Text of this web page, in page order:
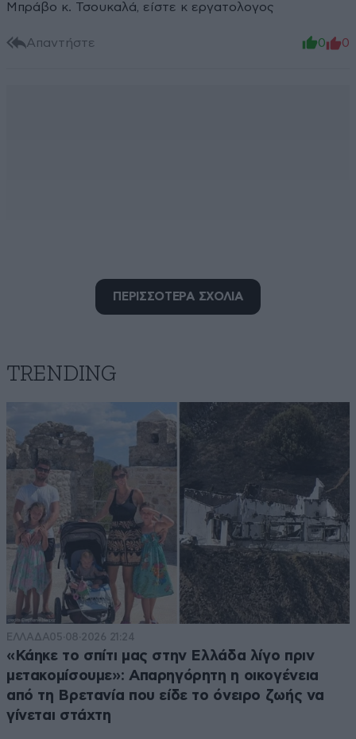
Μπράβο κ. Τσουκαλά, είστε κ εργατολογος
Απαντήστε 0 0
δεν λέτε που θα μετακομίσει το χρέος των
εισιτηρίων, εάν το πάρω στην πλάκα και το υιοθετήσω
κατευθείαν,, τότε πάω στον Τσίπρα που υπόσχεται
δωρεάν εισιτήρια για όλες τις ηλικίες.
Απαντήστε 0
Όοοοολα κοστολογημένα 13·06·2026 20:36
Η κοστολόγηση συνήθως γίνεται στη Θεσσαλονίκη!
Απαντήστε
χαχαχαχα
ΠΕΡΙΣΣΟΤΕΡΑ ΣΧΟΛΙΑ
TRENDING
ΕΛΛΑΔΑ05·08·2026 21:24
«Κάηκε το σπίτι μας στην Ελλάδα λίγο πριν
μετακομίσουμε»: Απαρηγόρητη η οικογένεια
από τη Βρετανία που είδε το όνειρο ζωής να
γίνεται στάχτη